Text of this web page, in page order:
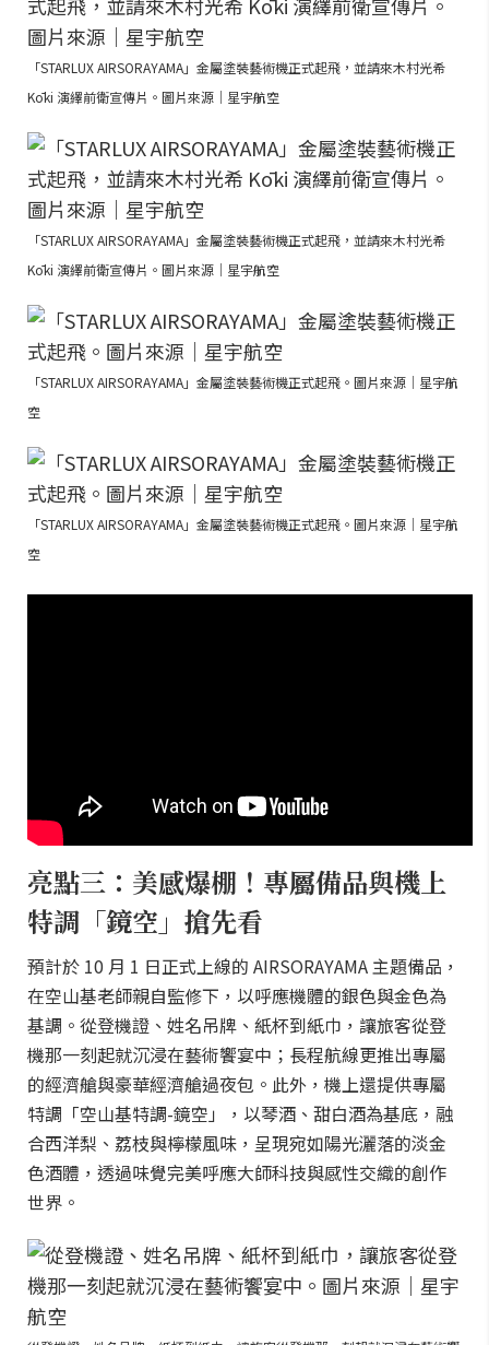
「STARLUX AIRSORAYAMA」金屬塗裝藝術機正式起飛，並請來木村光希
Kōki 演繹前衛宣傳片。圖片來源｜星宇航空
「STARLUX AIRSORAYAMA」金屬塗裝藝術機正式起飛，並請來木村光希
Kōki 演繹前衛宣傳片。圖片來源｜星宇航空
「STARLUX AIRSORAYAMA」金屬塗裝藝術機正式起飛。圖片來源｜星宇航
空
「STARLUX AIRSORAYAMA」金屬塗裝藝術機正式起飛。圖片來源｜星宇航
空
亮點三：美感爆棚！專屬備品與機上
特調「鏡空」搶先看
預計於 10 月 1 日正式上線的 AIRSORAYAMA 主題備品，
在空山基老師親自監修下，以呼應機體的銀色與金色為
基調。從登機證、姓名吊牌、紙杯到紙巾，讓旅客從登
機那一刻起就沉浸在藝術饗宴中；長程航線更推出專屬
的經濟艙與豪華經濟艙過夜包。此外，機上還提供專屬
特調「空山基特調-鏡空」，以琴酒、甜白酒為基底，融
合西洋梨、荔枝與檸檬風味，呈現宛如陽光灑落的淡金
色酒體，透過味覺完美呼應大師科技與感性交織的創作
世界。